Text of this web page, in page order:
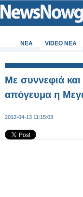
ΝΕΑ VIDEO NEA
Με συννεφιά
απόγευμα η
2012-04-13 11:15:03